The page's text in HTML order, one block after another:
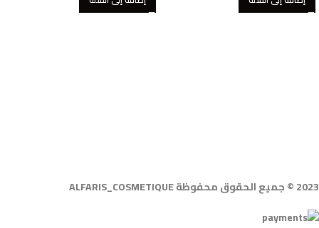
2023 © جميع الحقوق محفوظة ALFARIS_COSMETIQUE